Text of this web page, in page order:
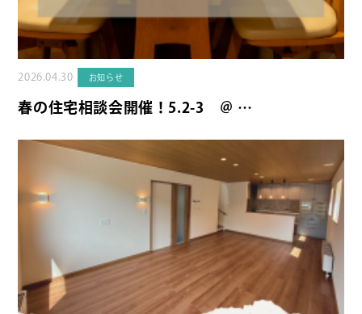
2026.04.30 お知らせ
春の住宅相談会開催！5.2-3 ＠ …